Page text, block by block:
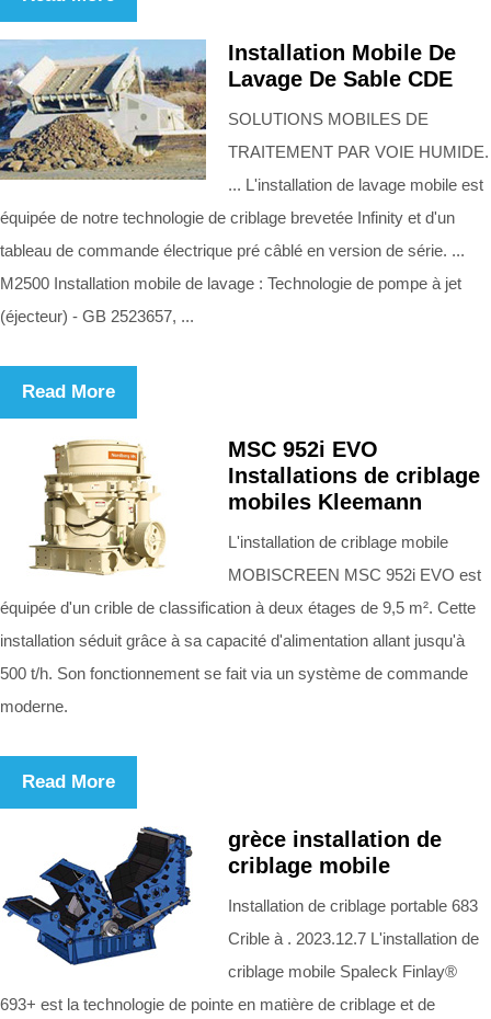
Installation Mobile De
Lavage De Sable CDE
SOLUTIONS MOBILES DE
TRAITEMENT PAR VOIE HUMIDE.
... L'installation de lavage mobile est
équipée de notre technologie de criblage brevetée Infinity et d'un
tableau de commande électrique pré câblé en version de série. ...
M2500 Installation mobile de lavage : Technologie de pompe à jet
(éjecteur) - GB 2523657, ...
Read More
MSC 952i EVO
Installations de criblage
mobiles Kleemann
L'installation de criblage mobile
MOBISCREEN MSC 952i EVO est
équipée d'un crible de classification à deux étages de 9,5 m². Cette
installation séduit grâce à sa capacité d'alimentation allant jusqu'à
500 t/h. Son fonctionnement se fait via un système de commande
moderne.
Read More
grèce installation de
criblage mobile
Installation de criblage portable 683
Crible à . 2023.12.7 L'installation de
criblage mobile Spaleck Finlay®
693+ est la technologie de pointe en matière de criblage et de